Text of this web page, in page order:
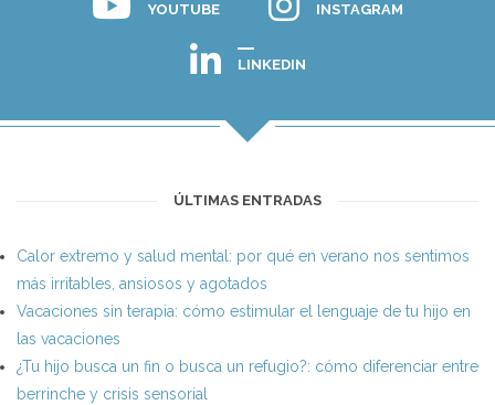
YOUTUBE INSTAGRAM
LINKEDIN
ÚLTIMAS ENTRADAS
Calor extremo y salud mental: por qué en verano nos sentimos
más irritables, ansiosos y agotados
Vacaciones sin terapia: cómo estimular el lenguaje de tu hijo en
las vacaciones
¿Tu hijo busca un fin o busca un refugio?: cómo diferenciar entre
berrinche y crisis sensorial